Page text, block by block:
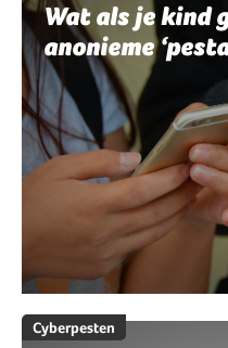
Wat als je kind
anonieme
Cyberpesten